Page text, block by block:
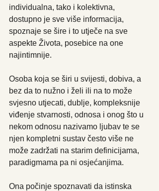
individualna, tako i kolektivna,
dostupno je sve više informacija,
spoznaje se šire i to utječe na sve
aspekte Života, posebice na one
najintimnije.
Osoba koja se širi u svijesti, dobiva, a
bez da to nužno i želi ili na to može
svjesno utjecati, dublje, kompleksnije
viđenje stvarnosti, odnosa i onog što u
nekom odnosu nazivamo ljubav te se
njen kompletni sustav često više ne
može zadržati na starim definicijama,
paradigmama pa ni osjećanjima.
Ona počinje spoznavati da istinska